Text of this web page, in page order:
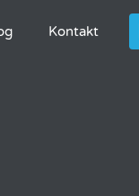
Kontakt